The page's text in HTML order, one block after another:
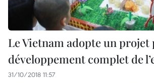
Le Vietnam adopte un projet
développement complet de
31/10/2018 11:57